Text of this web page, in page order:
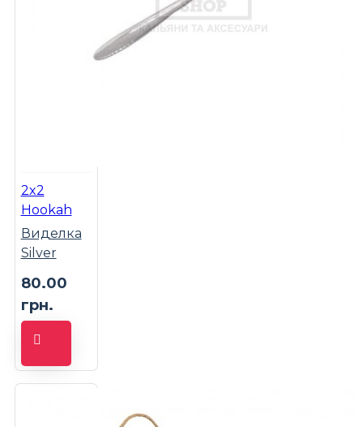
2x2
Hookah
Виделка
Silver
80.00
грн.